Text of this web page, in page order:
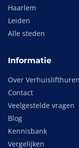
Haarlem
Leiden
Alle steden
Informatie
Over
Contact
Veelgestelde vragen
Blog
Kennisbank
Vergelijken